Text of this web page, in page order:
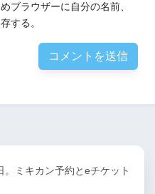
ブラウザーに自分の名前、
する。
。ミキカン予約とeチケット